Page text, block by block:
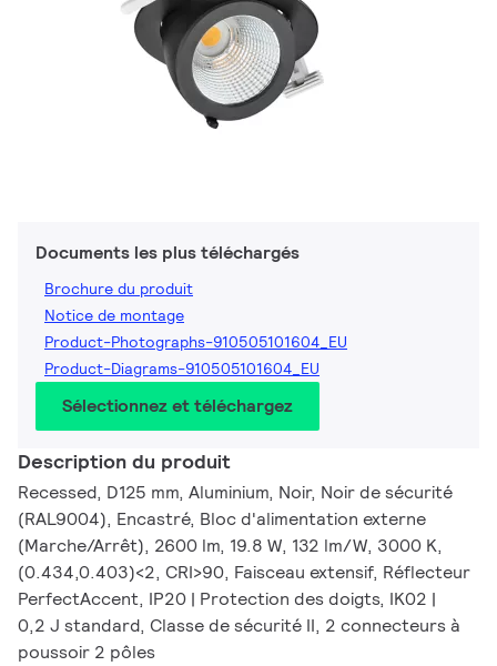
Documents les plus téléchargés
Brochure du produit
Notice de montage
Product-Photographs-910505101604_EU
Product-Diagrams-910505101604_EU
Sélectionnez et téléchargez
Description du produit
Recessed, D125 mm, Aluminium, Noir, Noir de sécurité
(RAL9004), Encastré, Bloc d'alimentation externe
(Marche/Arrêt), 2600 lm, 19.8 W, 132 lm/W, 3000 K,
(0.434,0.403)<2, CRI>90, Faisceau extensif, Réflecteur
PerfectAccent, IP20 | Protection des doigts, IK02 |
0,2 J standard, Classe de sécurité II, 2 connecteurs à
poussoir 2 pôles